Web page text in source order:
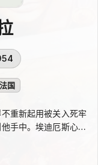
法国
重新起用被关入死牢
手中。埃迪厄斯心机
边暗中布局除掉这位
，征服天下的雄心骤